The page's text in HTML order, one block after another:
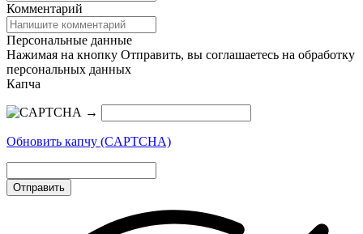
Комментарий
Персональные данные
Нажимая на кнопку Отправить, вы соглашаетесь на обработку
персональных данных
Капча
→
Обновить капчу (CAPTCHA)
Отправить